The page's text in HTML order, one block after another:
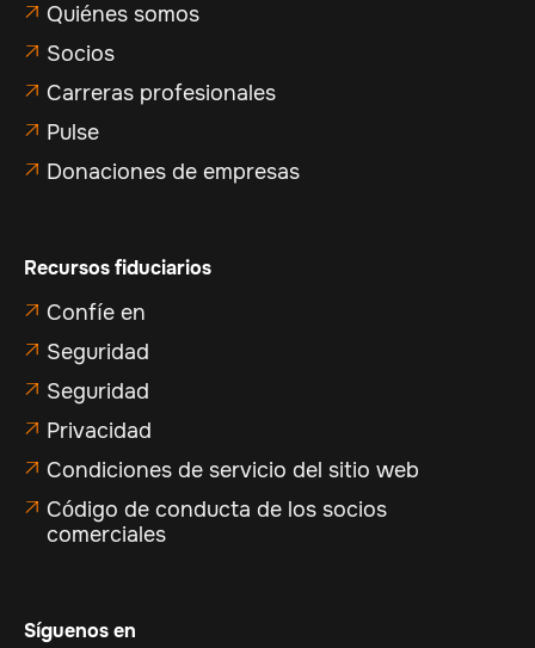
 Quiénes somos
 Socios
 Carreras profesionales
 Pulse
 Donaciones de empresas
Recursos fiduciarios
 Confíe en
 Seguridad
 Seguridad
 Privacidad
 Condiciones de servicio del sitio web
 Código de conducta de los socios
comerciales
Síguenos en